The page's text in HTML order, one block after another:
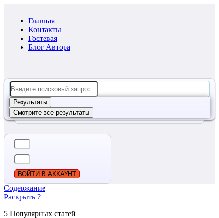
Главная
Контакты
Гостевая
Блог Автора
Search
...
Результаты
Смотрите все результаты
ВОЙТИ В АККАУНТ
Содержание
Раскрыть ?
5 Популярных статей